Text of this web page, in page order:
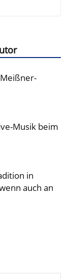
Musik beim
in
auch an